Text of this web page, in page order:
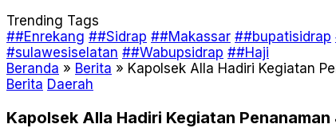
Trending Tags
##Enrekang ##Sidrap ##Makassar ##bupatisidrap
#sulawesiselatan ##Wabupsidrap ##Haji
Beranda » Berita » Kapolsek Alla Hadiri Kegiatan
Berita Daerah
Kapolsek Alla Hadiri Kegiatan